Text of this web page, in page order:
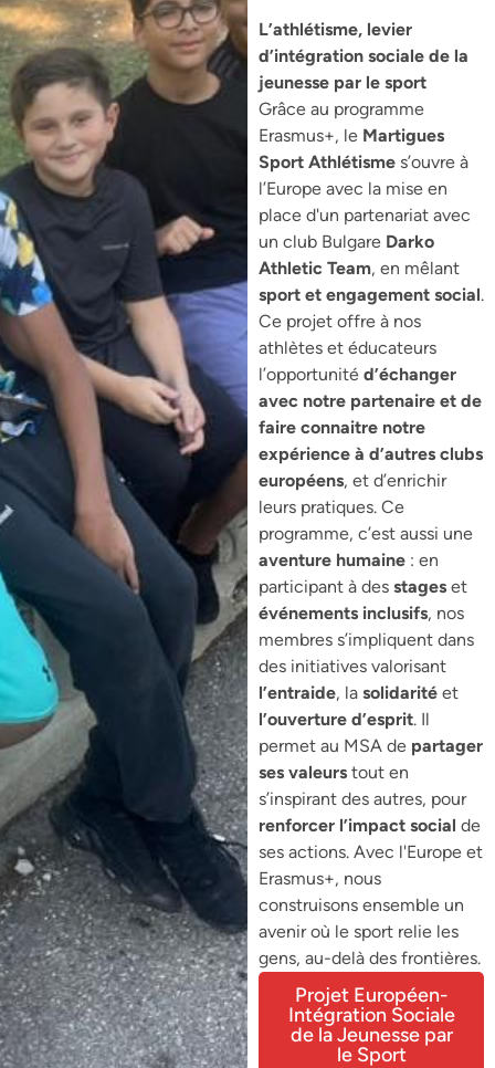
L’athlétisme, levier
d’intégration sociale de la
jeunesse par le sport
Grâce au programme
Erasmus+, le Martigues
Sport Athlétisme s’ouvre à
l’Europe avec la mise en
place d'un partenariat avec
un club Bulgare Darko
Athletic Team, en mêlant
sport et engagement social.
Ce projet offre à nos
athlètes et éducateurs
l’opportunité d’échanger
avec notre partenaire et de
faire connaitre notre
expérience à d’autres clubs
européens, et d’enrichir
leurs pratiques. Ce
programme, c’est aussi une
aventure humaine : en
participant à des stages et
événements inclusifs, nos
membres s’impliquent dans
des initiatives valorisant
l’entraide, la solidarité et
l’ouverture d’esprit. Il
permet au MSA de partager
ses valeurs tout en
s’inspirant des autres, pour
renforcer l’impact social de
ses actions. Avec l'Europe et
Erasmus+, nous
construisons ensemble un
avenir où le sport relie les
gens, au-delà des frontières.
Projet Européen-
Intégration Sociale
de la Jeunesse par
le Sport